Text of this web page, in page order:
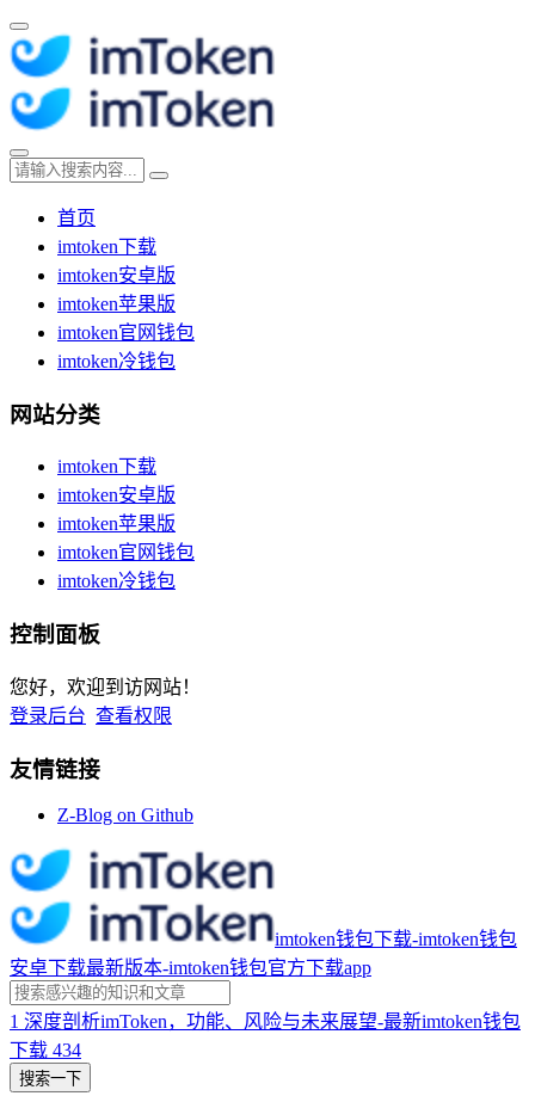
首页
imtoken下载
imtoken安卓版
imtoken苹果版
imtoken官网钱包
imtoken冷钱包
网站分类
imtoken下载
imtoken安卓版
imtoken苹果版
imtoken官网钱包
imtoken冷钱包
控制面板
您好，欢迎到访网站！
登录后台 查看权限
友情链接
Z-Blog on Github
imtoken钱包下载-imtoken钱包
安卓下载最新版本-imtoken钱包官方下载app
1 深度剖析imToken，功能、风险与未来展望-最新imtoken钱包
下载 434
搜索一下